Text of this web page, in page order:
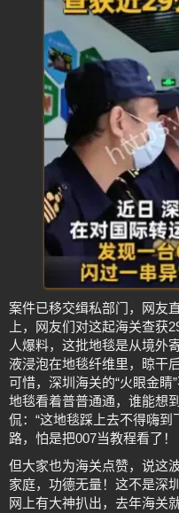
案件已移交缉私部门，网友
上，网友们对这起海关查获
人爆料，这批地毯是从境外
液浸泡在地毯纤维里，晾干
可惜，深圳海关的“火眼金睛
地毯看着普普通通，谁能想
侃：“这地毯踩上去不得嗨到
路，怕是把007当教程看了！
但大家也为海关点赞，说这
家庭，功德无量！这不是深
网上有大神扒出，去年海关